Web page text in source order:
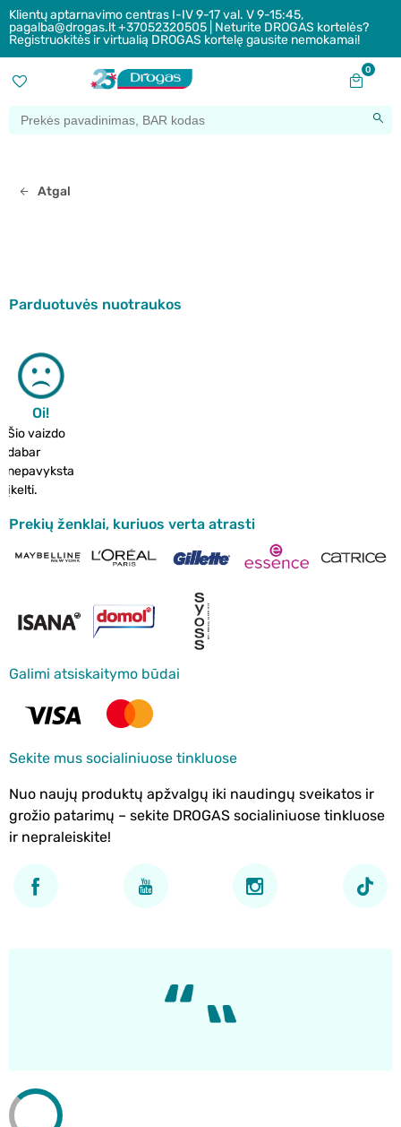
Klientų aptarnavimo centras I-IV 9-17 val. V 9-15:45,
pagalba@drogas.lt +37052320505 | Neturite DROGAS kortelės?
Registruokitės ir virtualią DROGAS kortelę gausite nemokamai!
0
Atgal
Parduotuvės nuotraukos
Oi!
Šio vaizdo
dabar
nepavyksta
įkelti.
Prekių ženklai, kuriuos verta atrasti
Galimi atsiskaitymo būdai
Sekite mus socialiniuose tinkluose
Nuo naujų produktų apžvalgų iki naudingų sveikatos ir
grožio patarimų – sekite DROGAS socialiniuose tinkluose
ir nepraleiskite!